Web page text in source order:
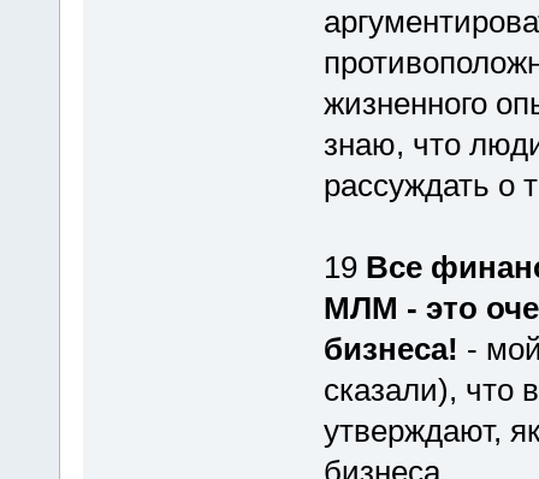
жизненного
знаю, что
рассуждать о
19 Все
МЛМ - это
бизнеса! -
сказали), что
утверждают,